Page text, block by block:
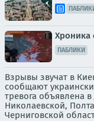
Хроника
ПАБЛИКИ
Взрывы звучат в
сообщают
тревога объявлена
Николаевской,
Черниговской